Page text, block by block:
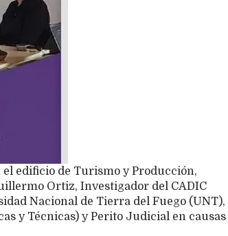
edificio de Turismo y Producción,
Ortiz, Investigador del CADIC
Nacional de Tierra del Fuego (UNT),
y Técnicas) y Perito Judicial en causas